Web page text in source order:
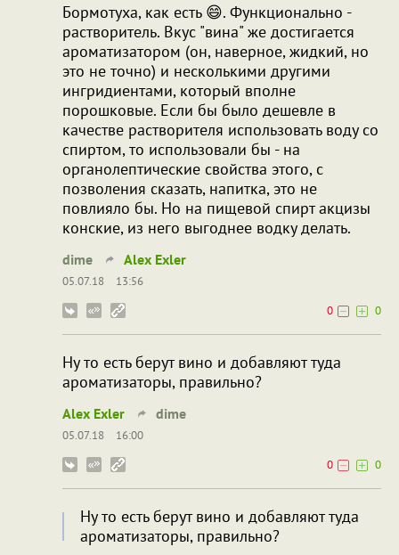
Бормотуха, как есть 😄. Функционально -
растворитель. Вкус "вина" же достигается
ароматизатором (он, наверное, жидкий, но
это не точно) и несколькими другими
ингридиентами, который вполне
порошковые. Если бы было дешевле в
качестве растворителя использовать воду со
спиртом, то использовали бы - на
органолептические свойства этого, с
позволения сказать, напитка, это не
повлияло бы. Но на пищевой спирт акцизы
конские, из него выгоднее водку делать.
dime Alex Exler
05.07.18
13:56
0
0
Ну то есть берут вино и добавляют туда
ароматизаторы, правильно?
Alex Exler dime
05.07.18
16:00
0
0
Ну то есть берут вино и добавляют туда
ароматизаторы, правильно?